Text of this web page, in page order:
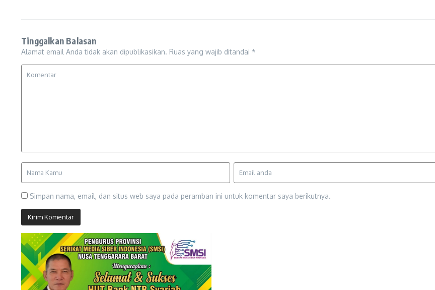
Tinggalkan Balasan
Alamat email Anda tidak akan dipublikasikan. Ruas yang wajib ditandai *
Simpan nama, email, dan situs web saya pada peramban ini untuk komentar saya berikutnya.